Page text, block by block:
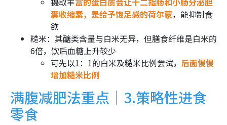
囊收缩素，是给予饱足感的荷尔蒙，能抑制食
欲
糙米：其醣类含量与白米无异，但膳食纤维是白米的
6倍，饮后血糖上升较少
可先以1：1的白米及糙米比例尝试， 后面慢慢
增加糙米比例
满腹减肥法重点｜3.策略性进食
零食